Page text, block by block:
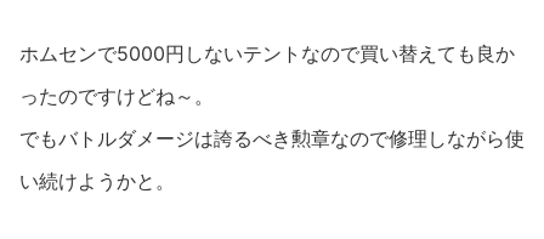
ホムセンで5000円しないテントなので買い替えても良か
ったのですけどね～。
でもバトルダメージは誇るべき勲章なので修理しながら使
い続けようかと。